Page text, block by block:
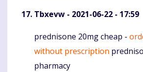
Tbxevw - 2021-06-22 - 17:59
Komentaras
prednisone 20mg cheap -
without prescription
pharmacy